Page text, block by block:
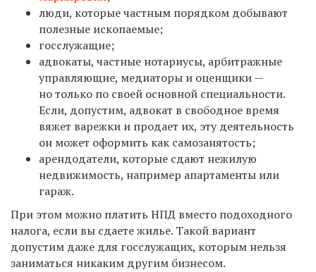
люди, которые частным порядком добывают
полезные ископаемые;
госслужащие;
адвокаты, частные нотариусы, арбитражные
управляющие, медиаторы и оценщики —
но только по своей основной специальности.
Если, допустим, адвокат в свободное время
вяжет варежки и продает их, эту деятельность
он может оформить как самозанятость;
арендодатели, которые сдают нежилую
недвижимость, например апартаменты или
гараж.
При этом можно платить НПД вместо подоходного
налога, если вы сдаете жилье. Такой вариант
допустим даже для госслужащих, которым нельзя
заниматься никаким другим бизнесом.